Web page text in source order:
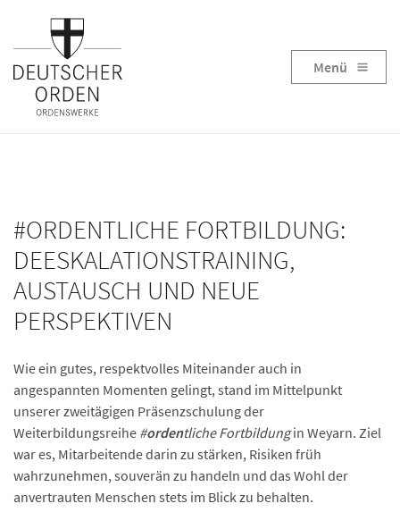
Menü
#ORDENTLICHE FORTBILDUNG:
DEESKALATIONSTRAINING,
AUSTAUSCH UND NEUE
PERSPEKTIVEN
Wie ein gutes, respektvolles Miteinander auch in
angespannten Momenten gelingt, stand im Mittelpunkt
unserer zweitägigen Präsenzschulung der
Weiterbildungsreihe #ordentliche Fortbildungin Weyarn. Ziel
war es, Mitarbeitende darin zu stärken, Risiken früh
wahrzunehmen, souverän zu handeln und das Wohl der
anvertrauten Menschen stets im Blick zu behalten.